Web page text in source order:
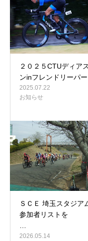
２０２５CTUディア
ンinフレンドリーパー
2025.07.22
お知らせ
ＳＣＥ 埼玉スタジア
参加者リスト
2026.05.14